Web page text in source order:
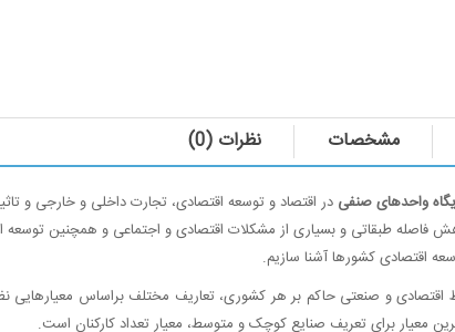
مشخصات نظرات (0)
واحدهای صنفی در اقتصاد و توسعه اقتصادی، تجارت داخلی و خارجی
فاصله طبقاتی و بسیاری از مشکلات اقتصادی و اجتماعی و همچنین
اقتصادی کشورها آشنا سازیم.
اقتصادی و صنعتی حاکم بر هر کشوری، تعاریف مختلف براساس
معیار برای تعریف صنایع کوچک و متوسط، معیار تعداد کارکنان است.